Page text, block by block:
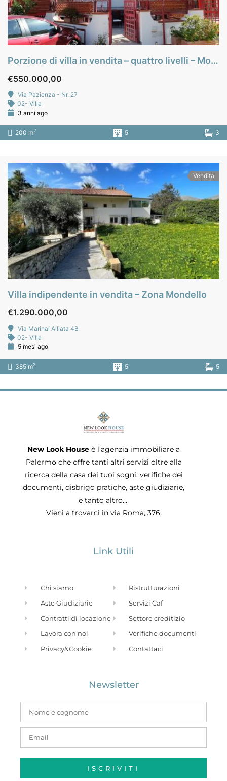
Porzione di villa in vendita – quattro livelli – Mondello
€550.000,00
Via Pazienza - Nr. 27
02- Villa
3 anni ago
200 m2 5 3
Vendita
Villa indipendente in vendita – Zona Mondello
€1.290.000,00
Via Marinai Alliata 4B
02- Villa
5 mesi ago
385 m2 5 5
New Look House è l’agenzia immobiliare a
Palermo che offre tanti altri servizi oltre alla
ricerca della casa dei tuoi sogni: verifiche dei
documenti, disbrigo pratiche, aste giudiziarie,
e tanto altro…
Vieni a trovarci in via Roma, 376.
Link Utili
Chi siamo
Aste Giudiziarie
Contratti di locazione
Lavora con noi
Privacy&Cookie
Ristrutturazioni
Servizi Caf
Settore creditizio
Verifiche documenti
Contattaci
Newsletter
ISCRIVITI